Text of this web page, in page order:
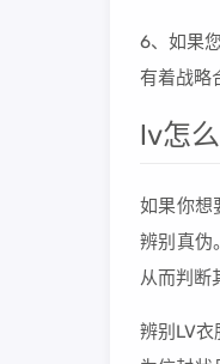
6、如果
有着战略
lv怎
如果你想
辨别真伪
从而判断
辨别LV